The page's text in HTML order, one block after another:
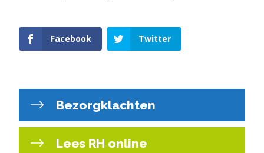
Facebook Twitter
Bezorgklachten
Lees RH online